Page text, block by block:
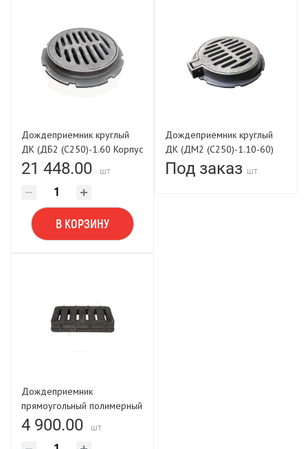
Дождеприемник круглый
ДК (ДБ2 (С250)-1.60 Корпус
830х100мм (крышка
646мм) AQUA LIFE
21 448.00 шт
В КОРЗИНУ
Дождеприемник круглый
ДК (ДМ2 (С250)-1.10-60)
Корпус 830х100мм (крышка
650мм). С шарниром
Под заказ шт
Дождеприемник
прямоугольный полимерный
25,0тн
800х680х495х110мм
4 900.00 шт